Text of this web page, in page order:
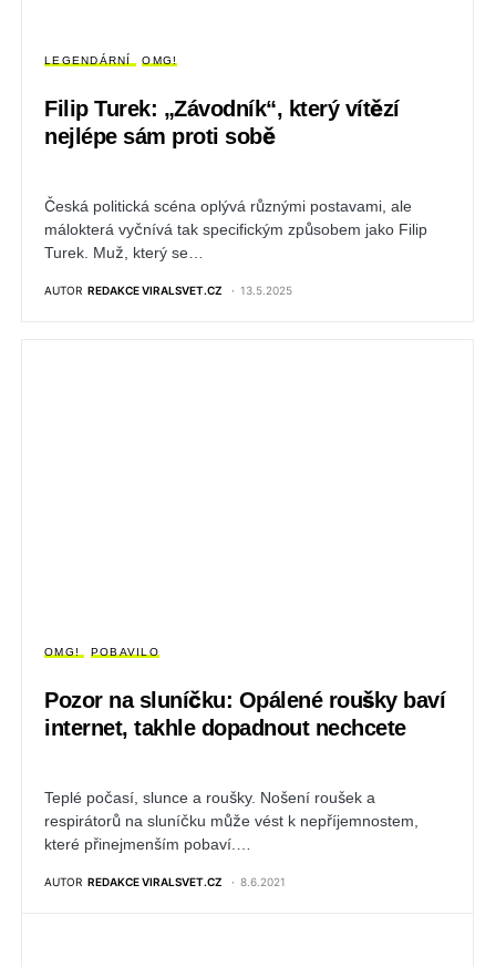
LEGENDÁRNÍ OMG!
Filip Turek: „Závodník“, který vítězí
nejlépe sám proti sobě
Česká politická scéna oplývá různými postavami, ale
málokterá vyčnívá tak specifickým způsobem jako Filip
Turek. Muž, který se…
AUTOR REDAKCE VIRALSVET.CZ 13.5.2025
OMG! POBAVILO
Pozor na sluníčku: Opálené roušky baví
internet, takhle dopadnout nechcete
Teplé počasí, slunce a roušky. Nošení roušek a
respirátorů na sluníčku může vést k nepříjemnostem,
které přinejmenším pobaví.…
AUTOR REDAKCE VIRALSVET.CZ 8.6.2021